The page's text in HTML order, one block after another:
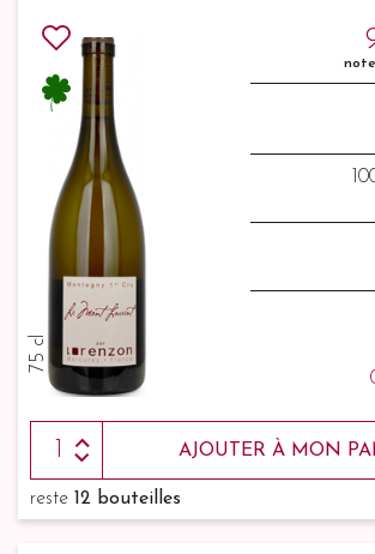
75 cl
AJOUTER À MON
reste 12 bouteilles